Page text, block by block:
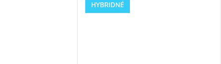
HYBRIDNÉ